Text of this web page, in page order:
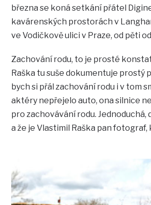
března se koná setkání přátel
kavárenských prostorách v
ve Vodičkově ulici v Praze, od pěti
Zachování rodu, to je prosté
Raška tu suše dokumentuje prostý
bych si přál zachování rodu i v tom
aktéry nepřejelo auto, ona silnice
pro zachovávání rodu. Jednoduchá,
a že je Vlastimil Raška pan